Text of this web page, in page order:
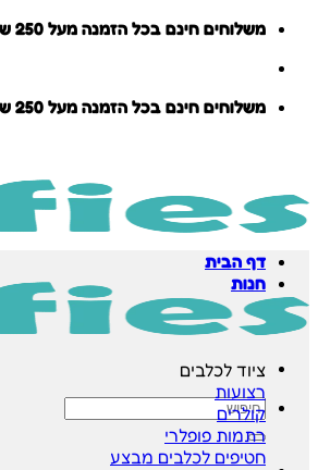
Skip
content
משלוחים חינם בכל הזמנה מעל 250 ש״ח!
משלוחים חינם בכל הזמנה מעל 250 ש״ח!
חיפוש
עבור:
דף הבית
חנות
ציוד לכלבים
רצועות
קולרים
רתמות
חטיפים לכלבים